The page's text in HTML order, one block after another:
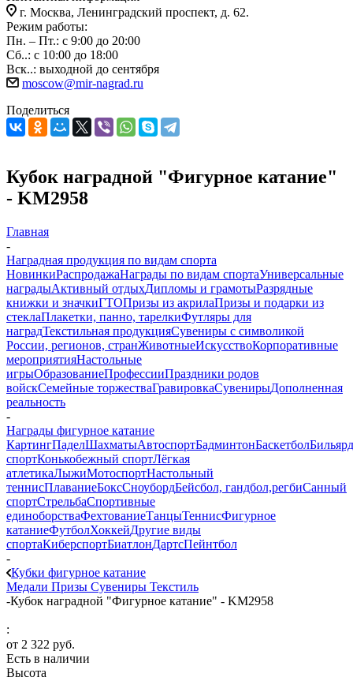
г. Москва, Ленинградский проспект, д. 62.
Режим работы:
Пн. – Пт.: с 9:00 до 20:00
Сб..: с 10:00 до 18:00
Вск..: выходной до сентября
moscow@mir-nagrad.ru
Поделиться
Кубок наградной "Фигурное катание"
- KM2958
Главная
-
Наградная продукция по видам спорта
НовинкиРаспродажаНаграды по видам спортаУниверсальные
наградыАктивный отдыхДипломы и грамотыРазрядные
книжки и значкиГТОПризы из акрилаПризы и подарки из
стеклаПлакетки, панно, тарелкиФутляры для
наградТекстильная продукцияСувениры с символикой
России, регионов, странЖивотныеИскусствоКорпоративные
мероприятияНастольные
игрыОбразованиеПрофессииПраздники родов
войскСемейные торжестваГравировкаСувенирыДополненная
реальность
-
Награды фигурное катание
КартингПаделШахматыАвтоспортБадминтонБаскетболБильярд
спортКонькобежный спортЛёгкая
атлетикаЛыжиМотоспортНастольный
теннисПлаваниеБоксСноубордБейсбол, гандбол,регбиСанный
спортСтрельбаСпортивные
единоборстваФехтованиеТанцыТеннисФигурное
катаниеФутболХоккейДругие виды
спортаКиберспортБиатлонДартсПейнтбол
-
Кубки фигурное катание
Медали Призы Сувениры Текстиль
-Кубок наградной "Фигурное катание" - KM2958
:
от 2 322 руб.
Есть в наличии
Высота